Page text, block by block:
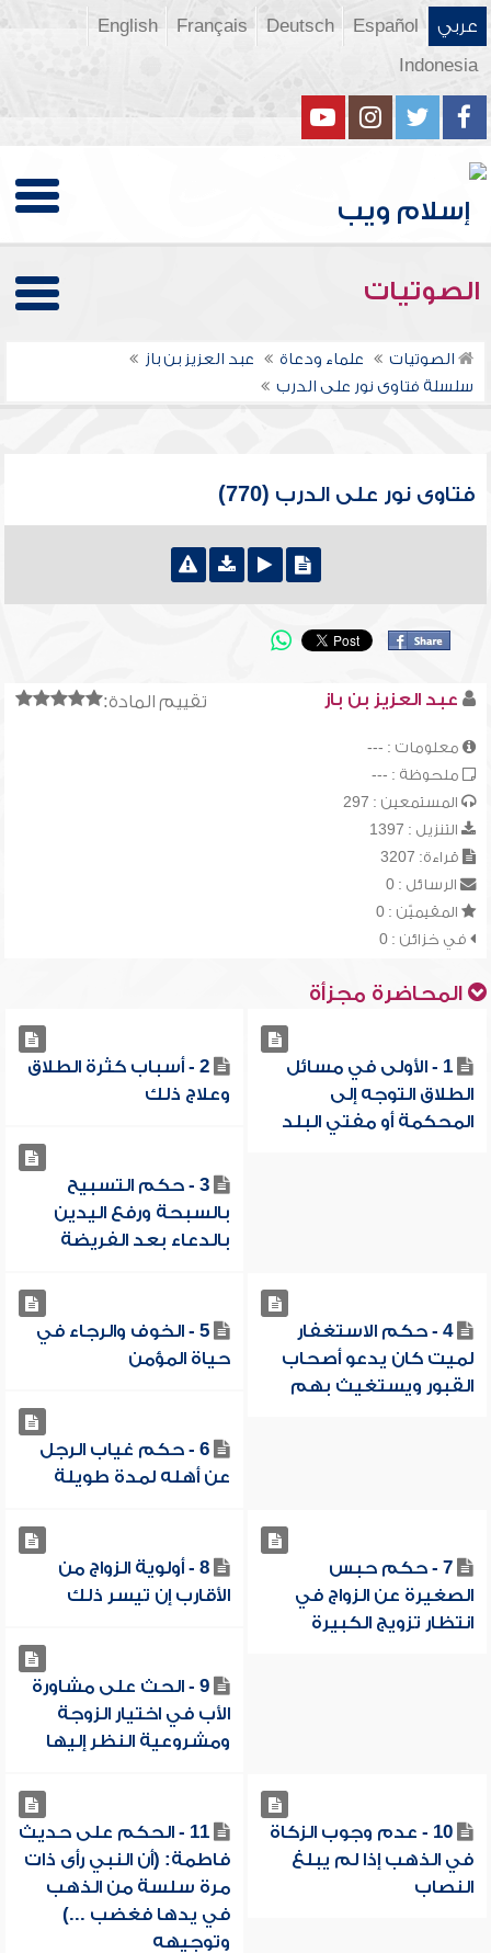
عربي Español
Deutsch
Français
English
Indonesia
الصوتيات
الصوتيات علماء ودعاة
عبد العزيز بن باز
سلسلة فتاوى نور على الدرب
فتاوى نور على الدرب (770)
تقييم المادة: عبد العزيز بن باز
معلومات : ---
ملحوظة : ---
المستمعين : 297
التنزيل : 1397
قراءة: 3207
الرسائل : 0
المقيميّن : 0
في خزائن : 0
المحاضرة مجزأة
1 - الأولى في مسائل
الطلاق التوجه إلى
المحكمة أو مفتي البلد
2 - أسباب كثرة الطلاق
وعلاج ذلك
3 - حكم التسبيح
بالسبحة ورفع اليدين
بالدعاء بعد الفريضة
4 - حكم الاستغفار
لميت كان يدعو أصحاب
القبور ويستغيث بهم
5 - الخوف والرجاء في
حياة المؤمن
6 - حكم غياب الرجل
عن أهله لمدة طويلة
7 - حكم حبس
الصغيرة عن الزواج في
انتظار تزويج الكبيرة
8 - أولوية الزواج من
الأقارب إن تيسر ذلك
9 - الحث على مشاورة
الأب في اختيار الزوجة
ومشروعية النظر إليها
10 - عدم وجوب الزكاة
في الذهب إذا لم يبلغ
النصاب
11 - الحكم على حديث
فاطمة: (أن النبي رأى ذات
مرة سلسة من الذهب
في يدها فغضب ...)
وتوجيهه